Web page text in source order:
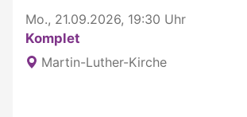
Mo., 21.09.2026, 19:30 Uhr
Komplet
Martin-Luther-Kirche